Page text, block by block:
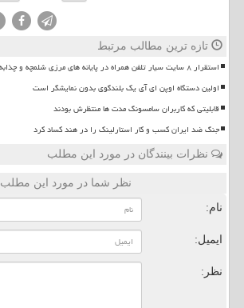
تازه ترین مطالب مرتبط
استقرار ۸ سایت سیار تلفن همراه در پایانه های مرزی شلمچه و چذابه
اولین دستگاه اوپن ای آی یک بلندگوی بدون نمایشگر است
قابلیتی که کاربران سامسونگ مدت ها منتظرش بودند
جنگ ضد ایران کسب و کار استارلینک را در هند کساد کرد
نظرات بینندگان در مورد این مطلب
نظر شما در مورد این مطلب
نام:
ایمیل:
نظر: